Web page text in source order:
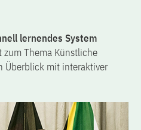
lernendes System
zum Thema Künstliche
Überblick mit interaktiver